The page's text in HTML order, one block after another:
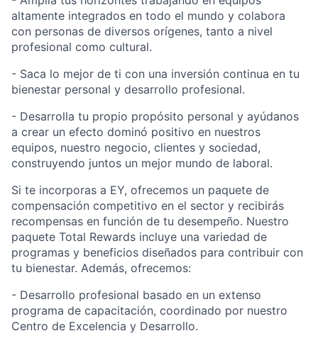
altamente integrados en todo el mundo y colabora
con personas de diversos orígenes, tanto a nivel
profesional como cultural.
- Saca lo mejor de ti con una inversión continua en tu
bienestar personal y desarrollo profesional.
- Desarrolla tu propio propósito personal y ayúdanos
a crear un efecto dominó positivo en nuestros
equipos, nuestro negocio, clientes y sociedad,
construyendo juntos un mejor mundo de laboral.
Si te incorporas a EY, ofrecemos un paquete de
compensación competitivo en el sector y recibirás
recompensas en función de tu desempeño. Nuestro
paquete Total Rewards incluye una variedad de
programas y beneficios diseñados para contribuir con
tu bienestar. Además, ofrecemos:
- Desarrollo profesional basado en un extenso
programa de capacitación, coordinado por nuestro
Centro de Excelencia y Desarrollo.